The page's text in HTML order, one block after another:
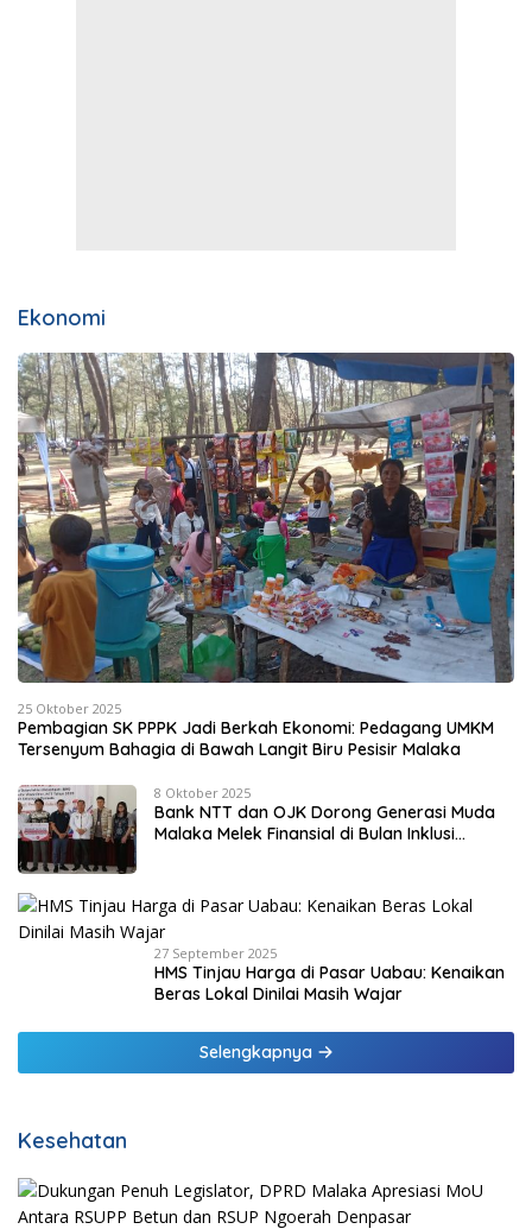
Ekonomi
25 Oktober 2025
Pembagian SK PPPK Jadi Berkah Ekonomi: Pedagang UMKM
Tersenyum Bahagia di Bawah Langit Biru Pesisir Malaka
8 Oktober 2025
Bank NTT dan OJK Dorong Generasi Muda
Malaka Melek Finansial di Bulan Inklusi
27 September 2025
HMS Tinjau Harga di Pasar Uabau: Kenaikan
Beras Lokal Dinilai Masih Wajar
Selengkapnya
Kesehatan